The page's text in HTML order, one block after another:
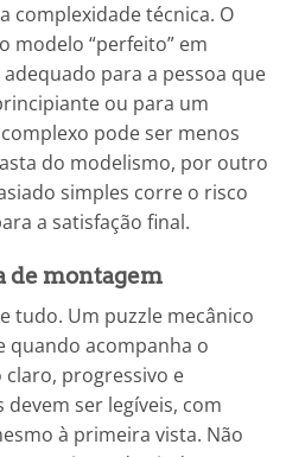
complexidade técnica. O
modelo “perfeito” em
para a pessoa que
ou para um
pode ser menos
do modelismo, por outro
simples corre o risco
a satisfação final.
de montagem
tudo. Um puzzle mecânico
acompanha o
progressivo e
ser legíveis, com
à primeira vista. Não